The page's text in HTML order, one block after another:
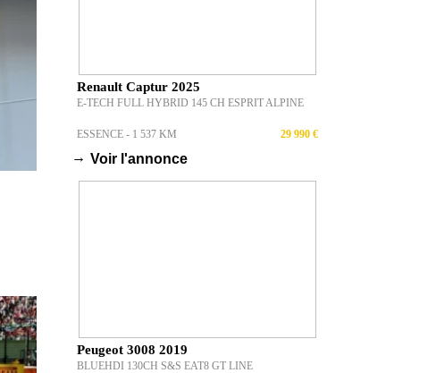
Renault Captur 2025
E-TECH FULL HYBRID 145 CH ESPRIT ALPINE
ESSENCE - 1 537 KM 29 990 €
→ Voir l'annonce
Peugeot 3008 2019
BLUEHDI 130CH S&S EAT8 GT LINE